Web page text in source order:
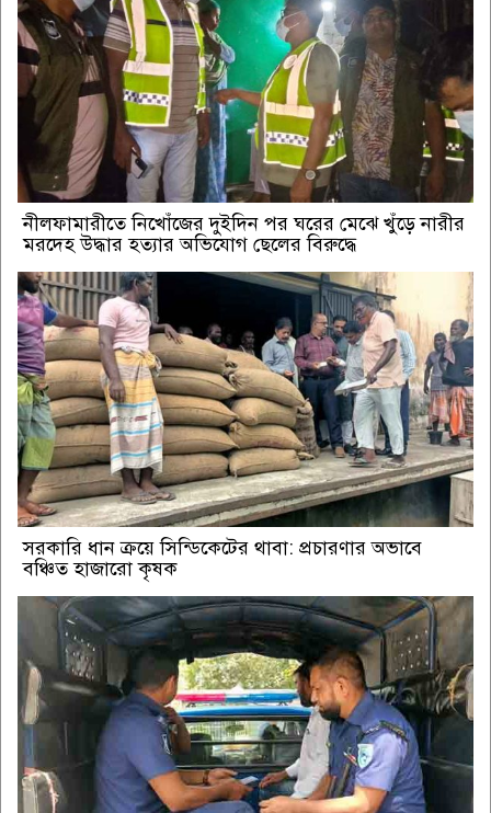
নীলফামারীতে নিখোঁজের দুইদিন পর ঘরের মেঝে খুঁড়ে নারীর
মরদেহ উদ্ধার হত্যার অভিযোগ ছেলের বিরুদ্ধে
সরকারি ধান ক্রয়ে সিন্ডিকেটের থাবা: প্রচারণার অভাবে
বঞ্চিত হাজারো কৃষক